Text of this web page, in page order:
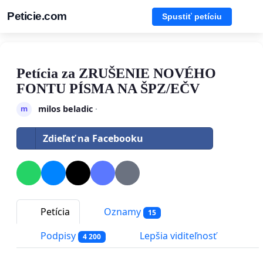
Peticie.com Spustiť petíciu
Petícia za ZRUŠENIE NOVÉHO
FONTU PÍSMA NA ŠPZ/EČV
m milos beladic·
Zdieľať na Facebooku
Petícia Oznamy 15
Podpisy 4 200 Lepšia viditeľnosť